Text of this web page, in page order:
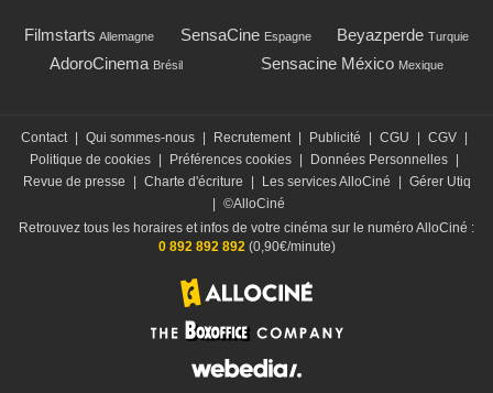
Filmstarts Allemagne SensaCine Espagne Beyazperde Turquie
AdoroCinema Brésil Sensacine México Mexique
Contact | Qui sommes-nous | Recrutement | Publicité | CGU | CGV |
Politique de cookies | Préférences cookies | Données Personnelles |
Revue de presse
| Charte d'écriture | Les services AlloCiné | Gérer Utiq
| ©AlloCiné
Retrouvez tous les horaires et infos de votre cinéma sur le numéro AlloCiné :
0 892 892 892 (0,90€/minute)